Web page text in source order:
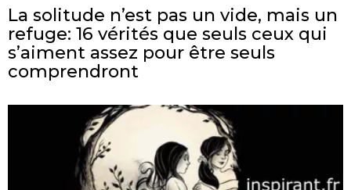
La solitude n’est pas un vide, mais un
refuge: 16 vérités que seuls ceux qui
s’aiment assez pour être seuls
comprendront